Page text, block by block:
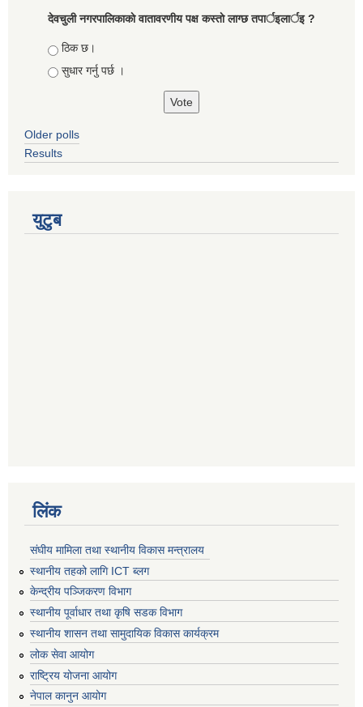
देवचुली नगरपालिकाकाे वातावरणीय पक्ष कस्ताे लाग्छ तपार्इलार्इ ?
Choices
ठिक छ।
सुधार गर्नु पर्छ ।
Older polls
Results
युटुब
लिंक
संघीय मामिला तथा स्थानीय विकास मन्त्रालय
स्थानीय तहको लागि ICT ब्लग
केन्द्रीय पञ्जिकरण विभाग
स्थानीय पूर्वाधार तथा कृषि सडक विभाग
स्थानीय शासन तथा सामुदायिक विकास कार्यक्रम
लोक सेवा आयोग
राष्ट्रिय योजना आयोग
नेपाल कानुन आयोग